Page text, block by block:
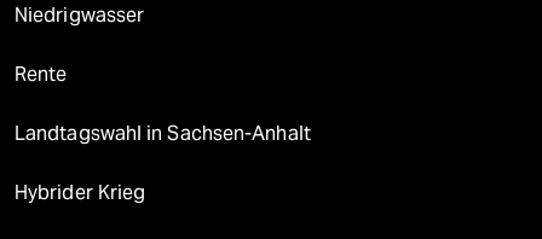
Niedrigwasser
Rente
Landtagswahl in Sachsen-Anhalt
Hybrider Krieg